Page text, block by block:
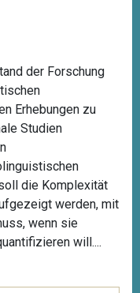
der Forschung
Erhebungen zu
Studien
die Komplexität
werden, mit
wenn sie
will....